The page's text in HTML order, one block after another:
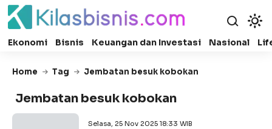
Ekonomi Bisnis Keuangan dan Investasi Nasional
Home Tag Jembatan besuk kobokan
Jembatan besuk kobokan
Selasa, 25 Nov 2025 18:33 WIB